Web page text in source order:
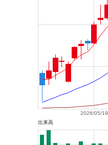
2026/05/19
出来高